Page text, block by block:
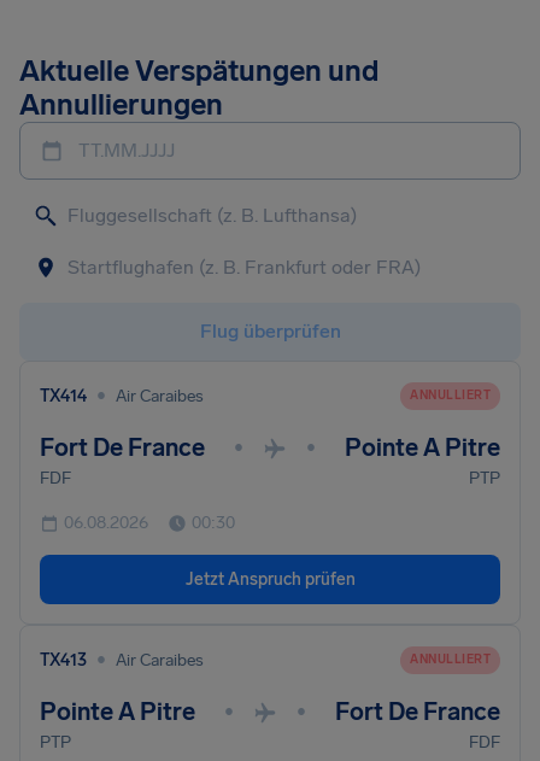
Aktuelle Verspätungen und
Annullierungen
TT.MM.JJJJ
Flug überprüfen
TX414 • Air Caraibes ANNULLIERT
Fort De France • • Pointe A Pitre
FDF PTP
06.08.2026 00:30
Jetzt Anspruch prüfen
TX413 • Air Caraibes ANNULLIERT
Pointe A Pitre • • Fort De France
PTP FDF